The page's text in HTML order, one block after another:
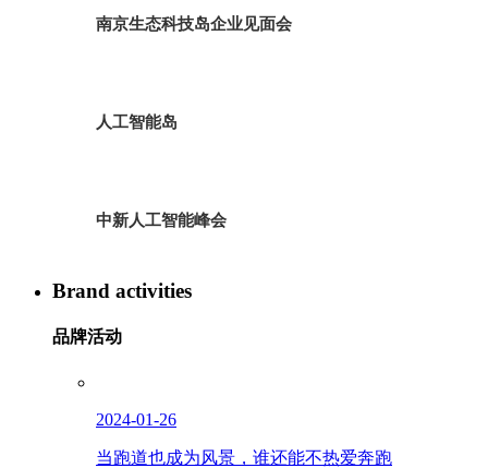
南京生态科技岛企业见面会
人工智能岛
中新人工智能峰会
Brand activities
品牌活动
2024-01-26
当跑道也成为风景，谁还能不热爱奔跑